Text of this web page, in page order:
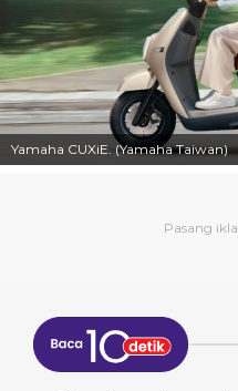
Yamaha CUXiE. (Yamaha Taiwan)